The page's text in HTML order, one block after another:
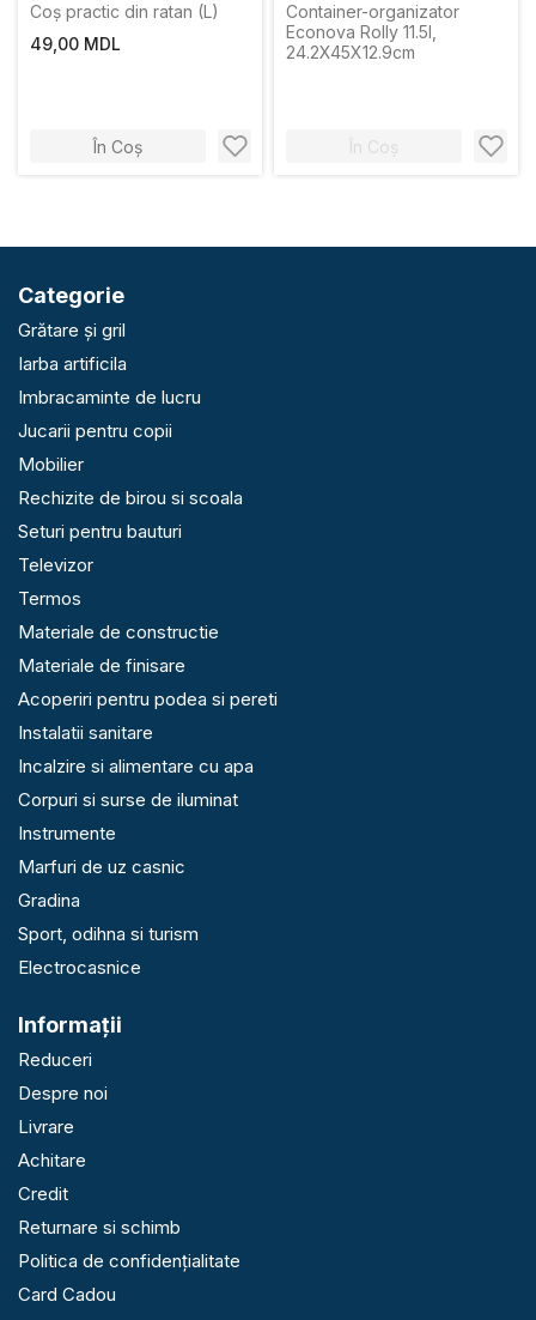
Coș practic din ratan (L)
49,00 MDL
În Coș
Container-organizator
Econova Rolly 11.5l,
24.2X45X12.9cm
În Coș
Categorie
Grătare și gril
Iarba artificila
Imbracaminte de lucru
Jucarii pentru copii
Mobilier
Rechizite de birou si scoala
Seturi pentru bauturi
Televizor
Termos
Materiale de constructie
Materiale de finisare
Acoperiri pentru podea si pereti
Instalatii sanitare
Incalzire si alimentare cu apa
Corpuri si surse de iluminat
Instrumente
Marfuri de uz casnic
Gradina
Sport, odihna si turism
Electrocasnice
Informaţii
Reduceri
Despre noi
Livrare
Achitare
Credit
Returnare si schimb
Politica de confidențialitate
Card Cadou